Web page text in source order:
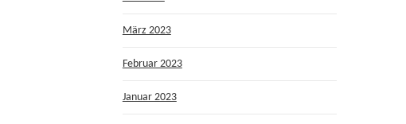
März 2023
Februar 2023
Januar 2023